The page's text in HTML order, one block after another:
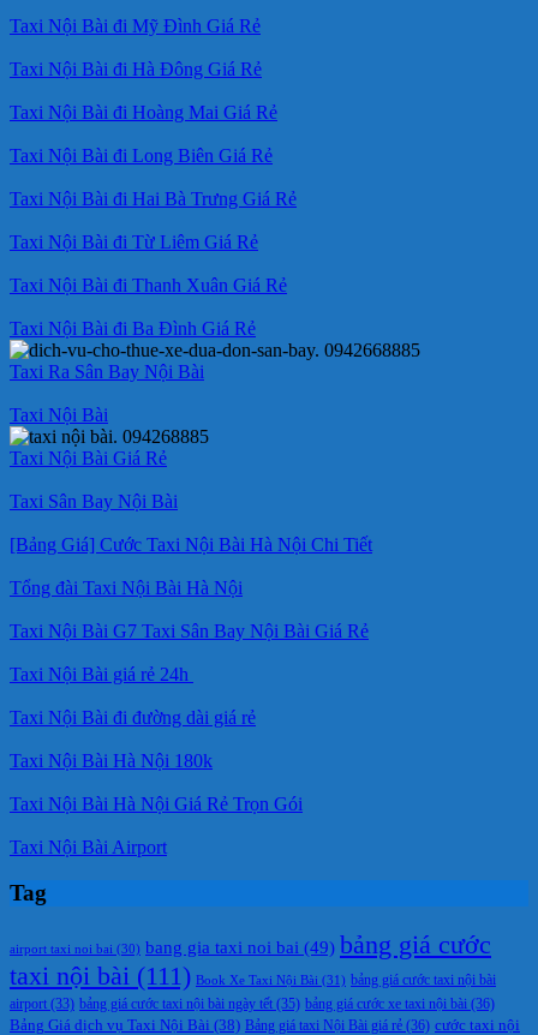
Taxi Nội Bài đi Mỹ Đình Giá Rẻ
Taxi Nội Bài đi Hà Đông Giá Rẻ
Taxi Nội Bài đi Hoàng Mai Giá Rẻ
Taxi Nội Bài đi Long Biên Giá Rẻ
Taxi Nội Bài đi Hai Bà Trưng Giá Rẻ
Taxi Nội Bài đi Từ Liêm Giá Rẻ
Taxi Nội Bài đi Thanh Xuân Giá Rẻ
Taxi Nội Bài đi Ba Đình Giá Rẻ
Taxi Ra Sân Bay Nội Bài
Taxi Nội Bài
Taxi Nội Bài Giá Rẻ
Taxi Sân Bay Nội Bài
[Bảng Giá] Cước Taxi Nội Bài Hà Nội Chi Tiết
Tổng đài Taxi Nội Bài Hà Nội
Taxi Nội Bài G7 Taxi Sân Bay Nội Bài Giá Rẻ
Taxi Nội Bài giá rẻ 24h
Taxi Nội Bài đi đường dài giá rẻ
Taxi Nội Bài Hà Nội 180k
Taxi Nội Bài Hà Nội Giá Rẻ Trọn Gói
Taxi Nội Bài Airport
Tag
airport taxi noi bai (30) bang gia taxi noi bai (49) bảng giá cước
taxi nội bài (111) Book Xe Taxi Nội Bài (31) bảng giá cước taxi nội bài
airport (33) bảng giá cước taxi nội bài ngày tết (35) bảng giá cước xe taxi nội bài (36)
Bảng Giá dịch vụ Taxi Nội Bài (38) Bảng giá taxi Nội Bài giá rẻ (36) cước taxi nội